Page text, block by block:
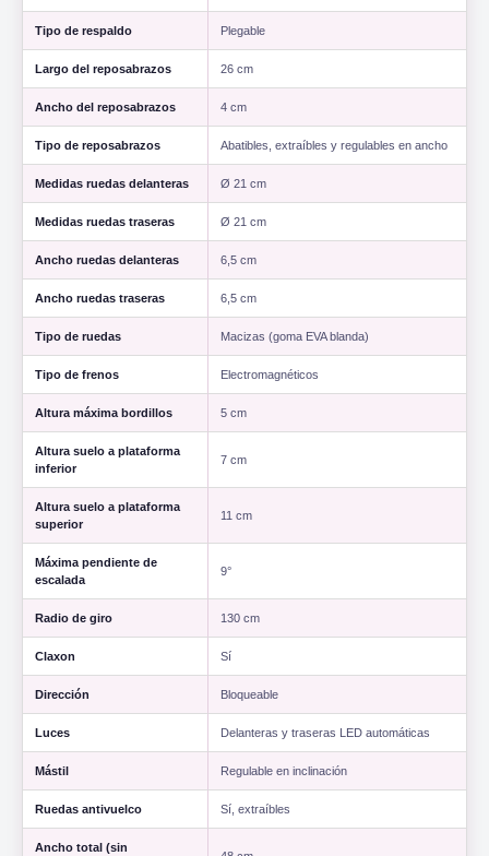
Tipo de respaldo Plegable
Largo del reposabrazos 26 cm
Ancho del reposabrazos 4 cm
Tipo de reposabrazos Abatibles, extraíbles y regulables en ancho
Medidas ruedas delanteras Ø 21 cm
Medidas ruedas traseras Ø 21 cm
Ancho ruedas delanteras 6,5 cm
Ancho ruedas traseras 6,5 cm
Tipo de ruedas Macizas (goma EVA blanda)
Tipo de frenos Electromagnéticos
Altura máxima bordillos 5 cm
Altura suelo a plataforma
inferior
7 cm
Altura suelo a plataforma
superior
11 cm
Máxima pendiente de
escalada
9°
Radio de giro 130 cm
Claxon Sí
Dirección Bloqueable
Luces Delanteras y traseras LED automáticas
Mástil Regulable en inclinación
Ruedas antivuelco Sí, extraíbles
Ancho total (sin